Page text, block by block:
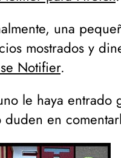
una
mostrados y
Notifier.
le haya entrado
duden en